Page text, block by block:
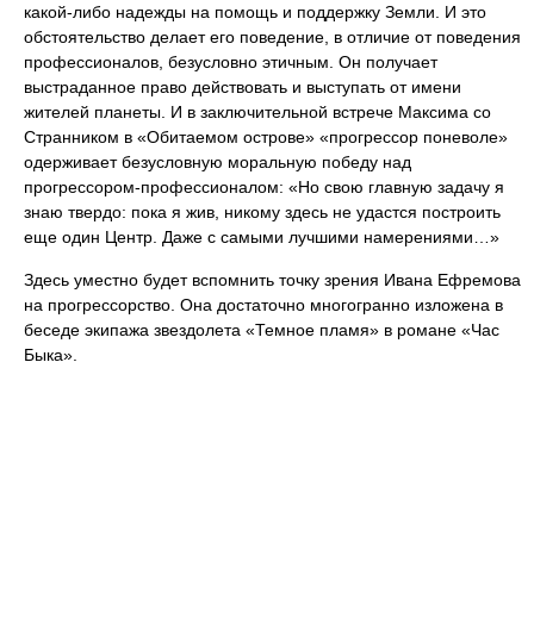
какой-либо надежды на помощь и поддержку Земли. И это
обстоятельство делает его поведение, в отличие от поведения
профессионалов, безусловно этичным. Он получает
выстраданное право действовать и выступать от имени
жителей планеты. И в заключительной встрече Максима со
Странником в «Обитаемом острове» «прогрессор поневоле»
одерживает безусловную моральную победу над
прогрессором-профессионалом: «Но свою главную задачу я
знаю твердо: пока я жив, никому здесь не удастся построить
еще один Центр. Даже с самыми лучшими намерениями…»
Здесь уместно будет вспомнить точку зрения Ивана Ефремова
на прогрессорство. Она достаточно многогранно изложена в
беседе экипажа звездолета «Темное пламя» в романе «Час
Быка».